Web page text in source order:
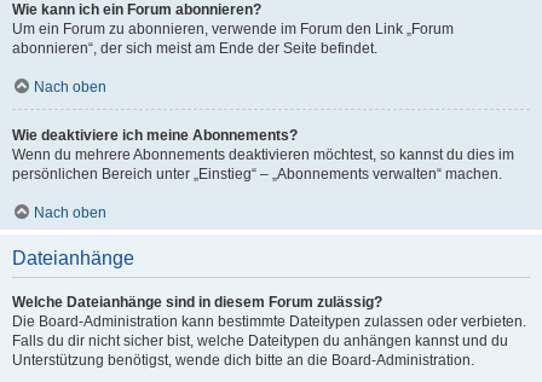
Wie kann ich ein Forum abonnieren?
Um ein Forum zu abonnieren, verwende im Forum den Link „Forum
abonnieren“, der sich meist am Ende der Seite befindet.
Nach oben
Wie deaktiviere ich meine Abonnements?
Wenn du mehrere Abonnements deaktivieren möchtest, so kannst du dies im
persönlichen Bereich unter „Einstieg“ – „Abonnements verwalten“ machen.
Nach oben
Dateianhänge
Welche Dateianhänge sind in diesem Forum zulässig?
Die Board-Administration kann bestimmte Dateitypen zulassen oder verbieten.
Falls du dir nicht sicher bist, welche Dateitypen du anhängen kannst und du
Unterstützung benötigst, wende dich bitte an die Board-Administration.